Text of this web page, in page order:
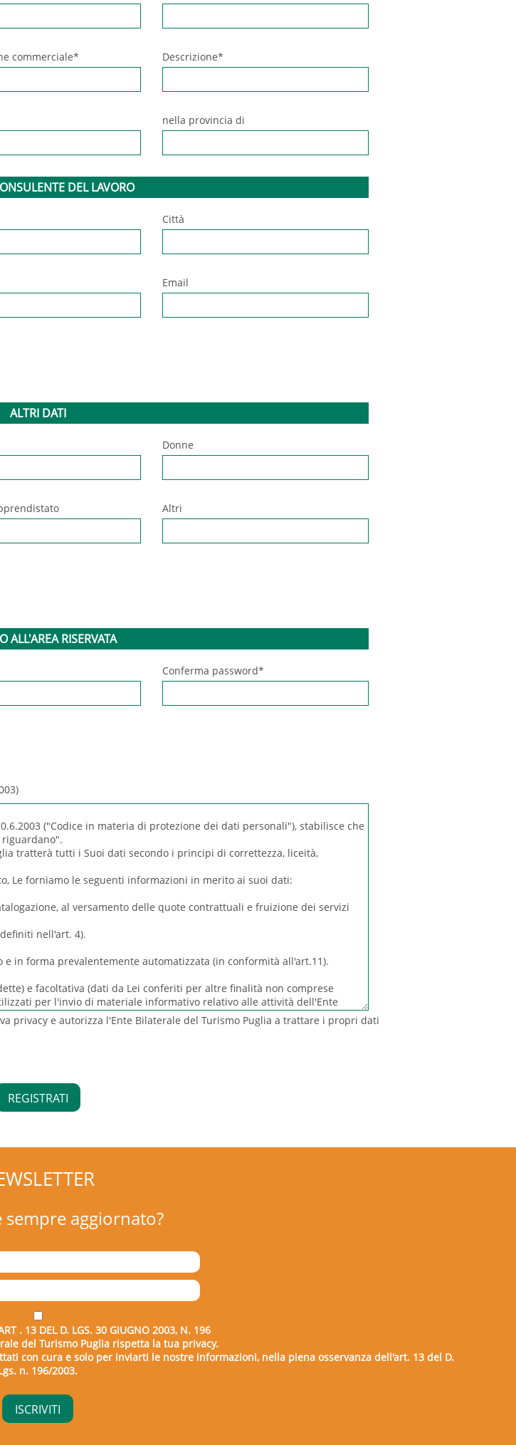
commerciale* Descrizione*
nella provincia di
DEL LAVORO
Città
Email
ALTRI DATI
Donne
Altri
ALL'AREA RISERVATA
Conferma password*
privacy e autorizza l'Ente Bilaterale del Turismo Puglia a trattare i propri dati
sempre aggiornato?
. 13 DEL D. LGS. 30 GIUGNO 2003, N. 196
del Turismo Puglia rispetta la tua privacy.
con cura e solo per inviarti le nostre informazioni, nella piena osservanza dell'art. 13 del D.
n. 196/2003.